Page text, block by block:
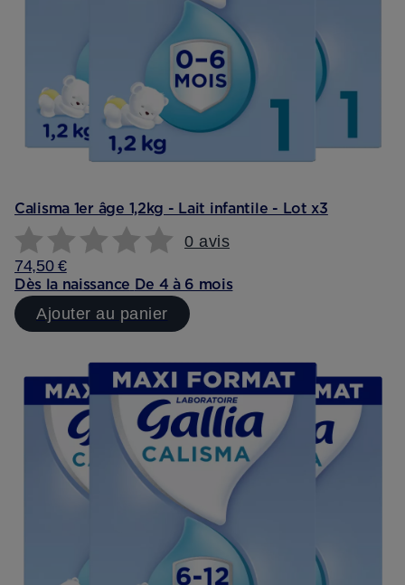
Calisma 1er âge 1,2kg - Lait infantile - Lot x3
0 avis
74,50 €
Dès la naissance De 4 à 6 mois
Ajouter au panier